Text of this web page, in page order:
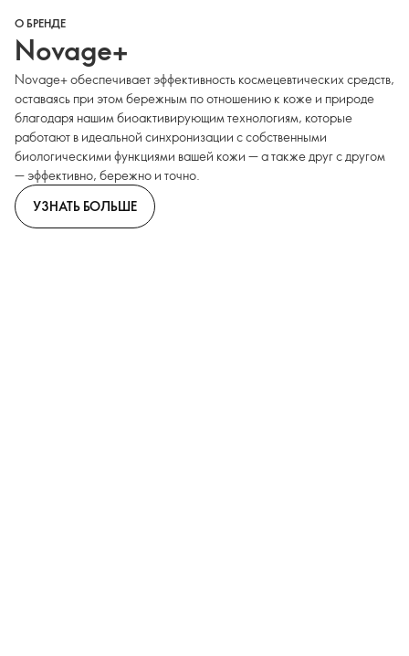
О БРЕНДЕ
Novage+
Novage+ обеспечивает эффективность космецевтических средств,
оставаясь при этом бережным по отношению к коже и природе
благодаря нашим биоактивирующим технологиям, которые
работают в идеальной синхронизации с собственными
биологическими функциями вашей кожи — а также друг с другом
— эффективно, бережно и точно.
УЗНАТЬ БОЛЬШЕ